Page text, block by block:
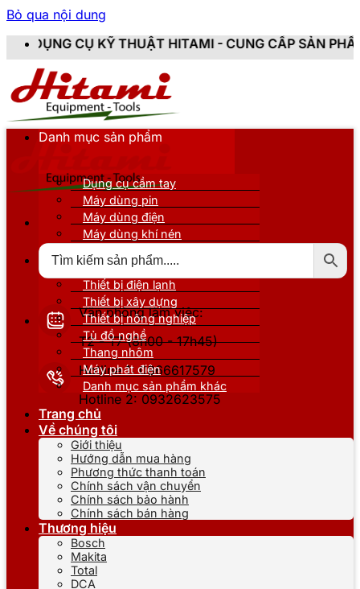
Bỏ qua nội dung
HITAMI - CUNG CẤP SẢN PHẨM CHÍNH HÃNG,
Văn phòng làm việc:
T2 - T7 (8h00 - 17h45)
Hotline 1: 0866617579
Hotline 2: 0932623575
Danh mục sản phẩm
Dụng cụ cầm tay
Máy dùng pin
Máy dùng điện
Máy dùng khí nén
Thiết bị nâng đỡ
Thiết bị điện lạnh
Thiết bị xây dựng
Thiết bị nông nghiệp
Tủ đồ nghề
Thang nhôm
Máy phát điện
Danh mục sản phẩm khác
Trang chủ
Về chúng tôi
Giới thiệu
Hướng dẫn mua hàng
Phương thức thanh toán
Chính sách vận chuyển
Chính sách bảo hành
Chính sách bán hàng
Thương hiệu
Bosch
Makita
Total
DCA